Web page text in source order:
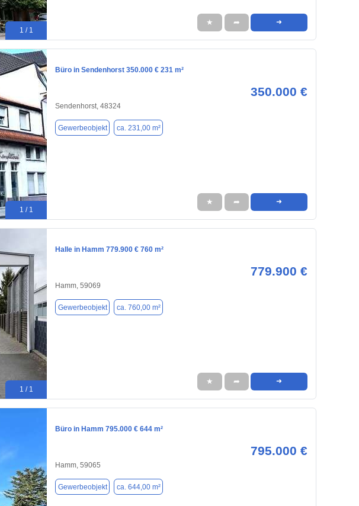
1 / 1
★ ➦ ➜
1 / 1
Büro in Sendenhorst 350.000 € 231 m²
350.000 €
Sendenhorst, 48324
Gewerbeobjekt ca. 231,00 m²
★ ➦ ➜
1 / 1
Halle in Hamm 779.900 € 760 m²
779.900 €
Hamm, 59069
Gewerbeobjekt ca. 760,00 m²
★ ➦ ➜
Büro in Hamm 795.000 € 644 m²
795.000 €
Hamm, 59065
Gewerbeobjekt ca. 644,00 m²